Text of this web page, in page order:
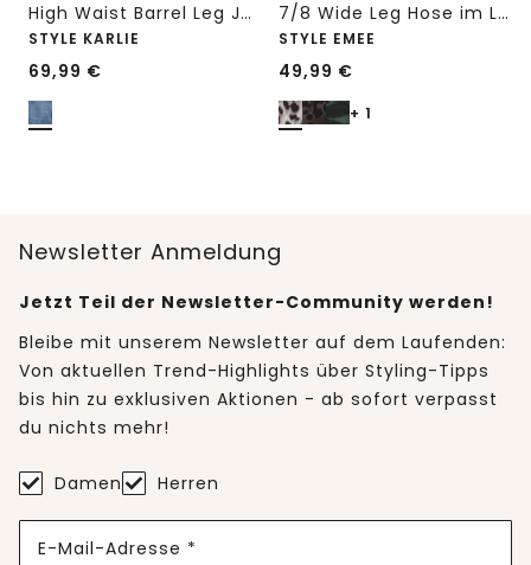
High Waist Barrel Leg Jeans im Loose Fit
STYLE KARLIE
69,99 €
7/8 Wide Leg Hose im Loose Fit mit Print
STYLE EMEE
49,99 €
+ 1
Newsletter Anmeldung
Jetzt Teil der Newsletter-Community werden!
Bleibe mit unserem Newsletter auf dem Laufenden:
Von aktuellen Trend-Highlights über Styling-Tipps
bis hin zu exklusiven Aktionen - ab sofort verpasst
du nichts mehr!
Damen Herren
E-Mail-Adresse *